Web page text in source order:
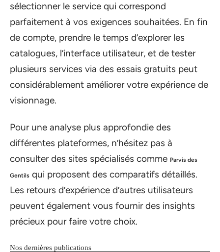
sélectionner le service qui correspond
parfaitement à vos exigences souhaitées. En fin
de compte, prendre le temps d’explorer les
catalogues, l’interface utilisateur, et de tester
plusieurs services via des essais gratuits peut
considérablement améliorer votre expérience de
visionnage.
Pour une analyse plus approfondie des
différentes plateformes, n’hésitez pas à
consulter des sites spécialisés comme Parvis des
Gentils qui proposent des comparatifs détaillés.
Les retours d’expérience d’autres utilisateurs
peuvent également vous fournir des insights
précieux pour faire votre choix.
Nos dernières publications